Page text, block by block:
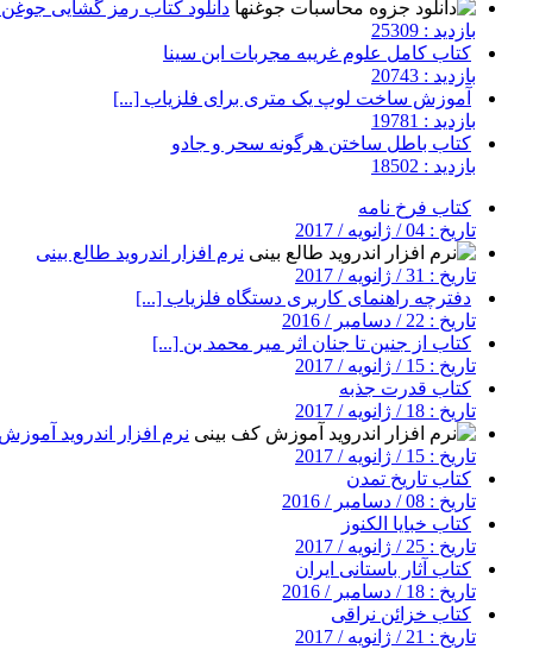
دانلود کتاب رمز گشایی
بازدید : 25309
کتاب کامل علوم غریبه مجربات ابن سینا
بازدید : 20743
آموزش ساخت لوپ یک متری برای فلزیاب [...]
بازدید : 19781
کتاب باطل ساختن هرگونه سحر و جادو
بازدید : 18502
کتاب فرخ نامه
تاریخ : 04 / ژانویه / 2017
نرم افزار اندروید طالع بینی
تاریخ : 31 / ژانویه / 2017
دفترچه راهنمای کاربری دستگاه فلزیاب [...]
تاریخ : 22 / دسامبر / 2016
کتاب از جنین تا جنان اثر میر محمد بن [...]
تاریخ : 15 / ژانویه / 2017
کتاب قدرت جذبه
تاریخ : 18 / ژانویه / 2017
نرم افزار اندروید
تاریخ : 15 / ژانویه / 2017
کتاب تاریخ تمدن
تاریخ : 08 / دسامبر / 2016
کتاب خبایا الکنوز
تاریخ : 25 / ژانویه / 2017
کتاب آثار باستانی ایران
تاریخ : 18 / دسامبر / 2016
کتاب خزائن نراقی
تاریخ : 21 / ژانویه / 2017